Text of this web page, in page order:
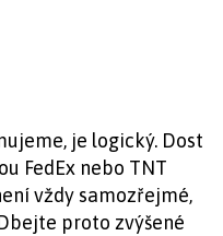
je logický. Dost
FedEx nebo TNT
vždy samozřejmé,
proto zvýšené